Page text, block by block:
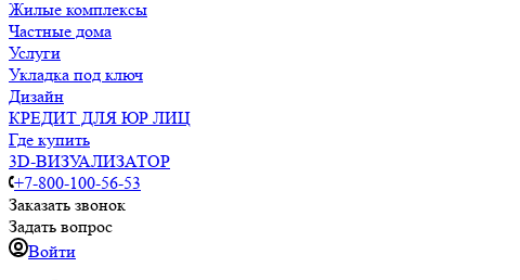
Жилые комплексы
Частные дома
Услуги
Укладка под ключ
Дизайн
КРЕДИТ ДЛЯ ЮР ЛИЦ
Где купить
3D-ВИЗУАЛИЗАТОР
+7-800-100-56-53
Заказать звонок
Задать вопрос
Войти